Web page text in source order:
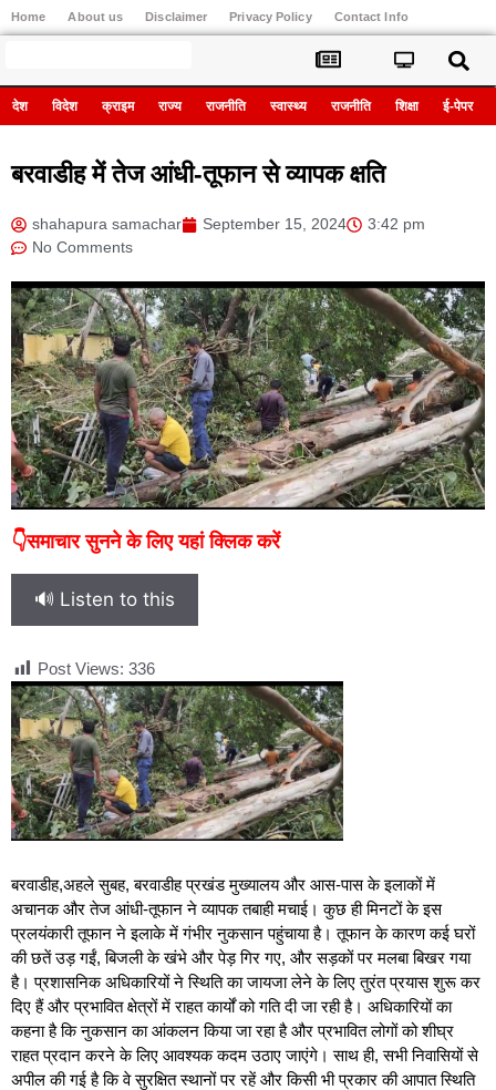
Home About us Disclaimer Privacy Policy Contact Info
देश विदेश क्राइम राज्य राजनीति स्वास्थ्य राजनीति शिक्षा ई-पेपर
बरवाडीह में तेज आंधी-तूफान से व्यापक क्षति
shahapura samachar September 15, 2024
3:42 pm
No Comments
👇समाचार सुनने के लिए यहां क्लिक करें
🔊 Listen to this
Post Views: 336
बरवाडीह,अहले सुबह, बरवाडीह प्रखंड मुख्यालय और आस-पास के इलाकों में
अचानक और तेज आंधी-तूफान ने व्यापक तबाही मचाई। कुछ ही मिनटों के इस
प्रलयंकारी तूफान ने इलाके में गंभीर नुकसान पहुंचाया है। तूफान के कारण कई घरों
की छतें उड़ गईं, बिजली के खंभे और पेड़ गिर गए, और सड़कों पर मलबा बिखर गया
है। प्रशासनिक अधिकारियों ने स्थिति का जायजा लेने के लिए तुरंत प्रयास शुरू कर
दिए हैं और प्रभावित क्षेत्रों में राहत कार्यों को गति दी जा रही है। अधिकारियों का
कहना है कि नुकसान का आंकलन किया जा रहा है और प्रभावित लोगों को शीघ्र
राहत प्रदान करने के लिए आवश्यक कदम उठाए जाएंगे। साथ ही, सभी निवासियों से
अपील की गई है कि वे सुरक्षित स्थानों पर रहें और किसी भी प्रकार की आपात स्थिति